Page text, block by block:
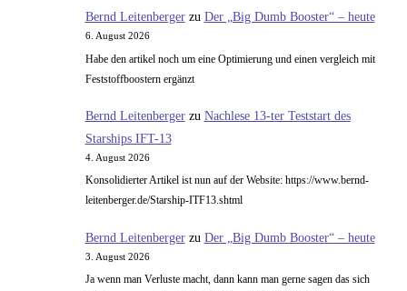
Bernd Leitenbergerzu Der „Big Dumb Booster“ – heute
6. August 2026
Habe den artikel noch um eine Optimierung und einen vergleich mit
Feststoffboostern ergänzt
Bernd Leitenbergerzu Nachlese 13-ter Teststart des
Starships IFT-13
4. August 2026
Konsolidierter Artikel ist nun auf der Website: https://www.bernd-
leitenberger.de/Starship-ITF13.shtml
Bernd Leitenbergerzu Der „Big Dumb Booster“ – heute
3. August 2026
Ja wenn man Verluste macht, dann kann man gerne sagen das sich